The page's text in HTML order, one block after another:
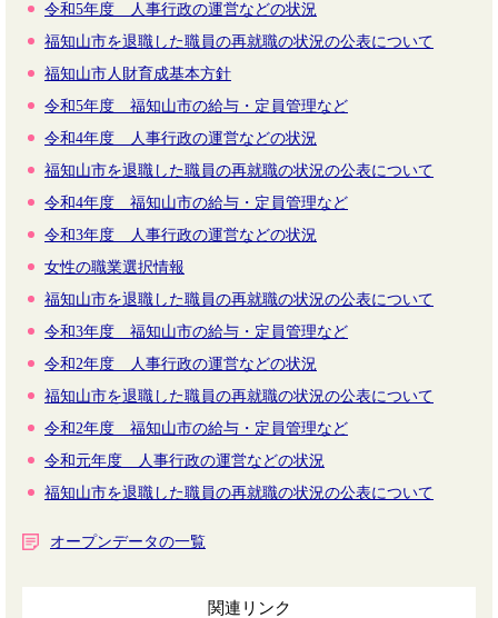
令和5年度 人事行政の運営などの状況
福知山市を退職した職員の再就職の状況の公表について
福知山市人財育成基本方針
令和5年度 福知山市の給与・定員管理など
令和4年度 人事行政の運営などの状況
福知山市を退職した職員の再就職の状況の公表について
令和4年度 福知山市の給与・定員管理など
令和3年度 人事行政の運営などの状況
女性の職業選択情報
福知山市を退職した職員の再就職の状況の公表について
令和3年度 福知山市の給与・定員管理など
令和2年度 人事行政の運営などの状況
福知山市を退職した職員の再就職の状況の公表について
令和2年度 福知山市の給与・定員管理など
令和元年度 人事行政の運営などの状況
福知山市を退職した職員の再就職の状況の公表について
オープンデータの一覧
関連リンク